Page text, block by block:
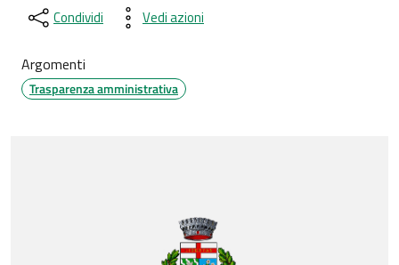
Condividi Vedi azioni
Argomenti
Trasparenza amministrativa